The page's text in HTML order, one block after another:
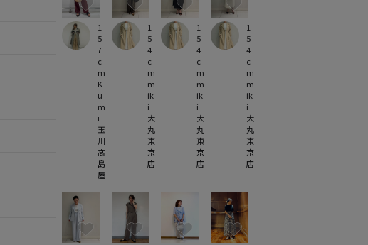
玉
川
髙
島
屋
K
u
m
i
1
5
7
c
m
大
丸
東
京
店
m
ik
i
1
5
4
c
m
大
丸
東
京
店
m
ik
i
1
5
4
c
m
大
丸
東
京
店
m
ik
i
1
5
4
c
m